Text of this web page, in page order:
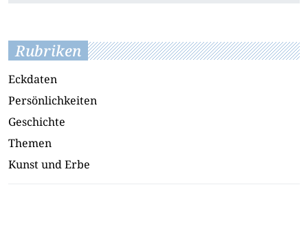
Rubriken
Eckdaten
Persönlichkeiten
Geschichte
Themen
Kunst und Erbe